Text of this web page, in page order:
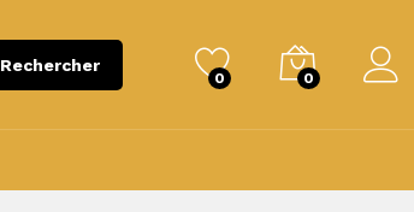
Rechercher
0 0